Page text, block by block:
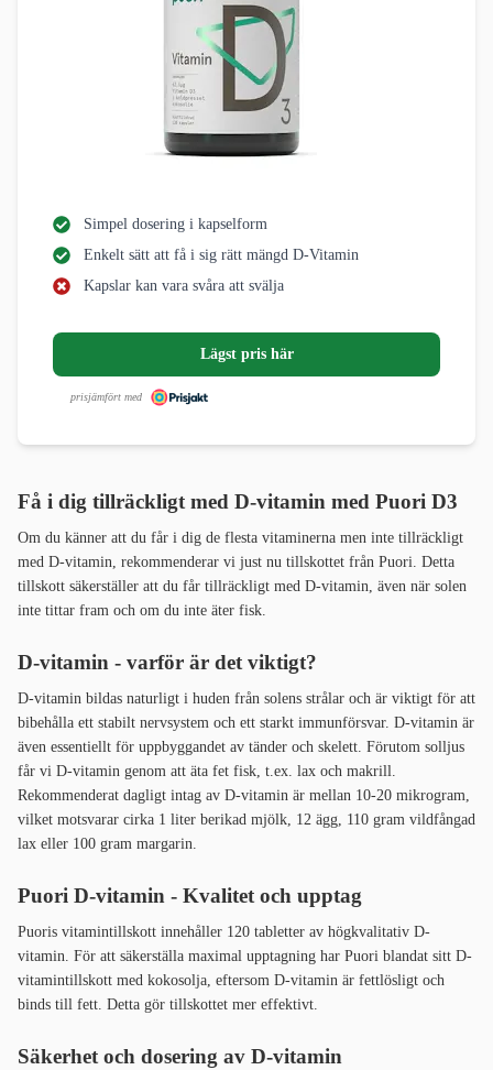
Simpel dosering i kapselform
Enkelt sätt att få i sig rätt mängd D-Vitamin
Kapslar kan vara svåra att svälja
Lägst pris här
prisjämfört med
Få i dig tillräckligt med D-vitamin med Puori D3
Om du känner att du får i dig de flesta vitaminerna men inte tillräckligt
med D-vitamin, rekommenderar vi just nu tillskottet från Puori. Detta
tillskott säkerställer att du får tillräckligt med D-vitamin, även när solen
inte tittar fram och om du inte äter fisk.
D-vitamin - varför är det viktigt?
D-vitamin bildas naturligt i huden från solens strålar och är viktigt för att
bibehålla ett stabilt nervsystem och ett starkt immunförsvar. D-vitamin är
även essentiellt för uppbyggandet av tänder och skelett. Förutom solljus
får vi D-vitamin genom att äta fet fisk, t.ex. lax och makrill.
Rekommenderat dagligt intag av D-vitamin är mellan 10-20 mikrogram,
vilket motsvarar cirka 1 liter berikad mjölk, 12 ägg, 110 gram vildfångad
lax eller 100 gram margarin.
Puori D-vitamin - Kvalitet och upptag
Puoris vitamintillskott innehåller 120 tabletter av högkvalitativ D-
vitamin. För att säkerställa maximal upptagning har Puori blandat sitt D-
vitamintillskott med kokosolja, eftersom D-vitamin är fettlösligt och
binds till fett. Detta gör tillskottet mer effektivt.
Säkerhet och dosering av D-vitamin